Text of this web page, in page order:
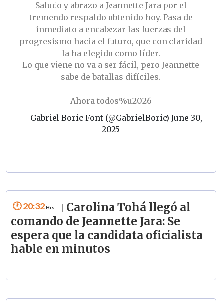
Saludo y abrazo a Jeannette Jara por el
tremendo respaldo obtenido hoy. Pasa de
inmediato a encabezar las fuerzas del
progresismo hacia el futuro, que con claridad
la ha elegido como líder.
Lo que viene no va a ser fácil, pero Jeannette
sabe de batallas difíciles.
Ahora todos%u2026
— Gabriel Boric Font (@GabrielBoric) June 30,
2025
20:32
Carolina Tohá llegó al
comando de Jeannette Jara: Se
espera que la candidata oficialista
hable en minutos